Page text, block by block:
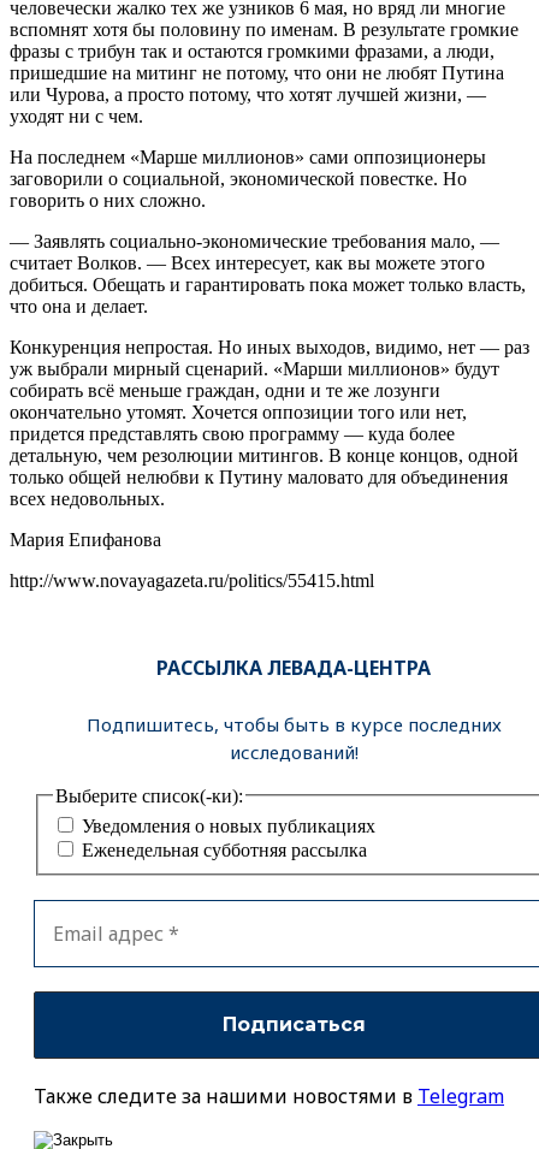
человечески жалко тех же узников 6 мая, но вряд ли многие
вспомнят хотя бы половину по именам. В результате громкие
фразы с трибун так и остаются громкими фразами, а люди,
пришедшие на митинг не потому, что они не любят Путина
или Чурова, а просто потому, что хотят лучшей жизни, —
уходят ни с чем.
На последнем «Марше миллионов» сами оппозиционеры
заговорили о социальной, экономической повестке. Но
говорить о них сложно.
— Заявлять социально-экономические требования мало, —
считает Волков. — Всех интересует, как вы можете этого
добиться. Обещать и гарантировать пока может только власть,
что она и делает.
Конкуренция непростая. Но иных выходов, видимо, нет — раз
уж выбрали мирный сценарий. «Марши миллионов» будут
собирать всё меньше граждан, одни и те же лозунги
окончательно утомят. Хочется оппозиции того или нет,
придется представлять свою программу — куда более
детальную, чем резолюции митингов. В конце концов, одной
только общей нелюбви к Путину маловато для объединения
всех недовольных.
Мария Епифанова
http://www.novayagazeta.ru/politics/55415.html
РАССЫЛКА ЛЕВАДА-ЦЕНТРА
Подпишитесь, чтобы быть в курсе последних
исследований!
Выберите список(-ки):
Уведомления о новых публикациях
Еженедельная субботняя рассылка
Также следите за нашими новостями в Telegram